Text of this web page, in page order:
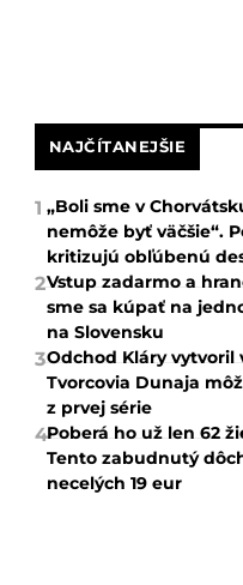
NAJČÍTANEJŠIE
1 „Boli sme v
nemôže byť väčšie“.
kritizujú obľúbenú
2Vstup zadarmo a
sme sa kúpať na
na Slovensku
3Odchod Kláry
Tvorcovia Dunaja
z prvej série
4Poberá ho už len 62
Tento zabudnutý
necelých 19 eur